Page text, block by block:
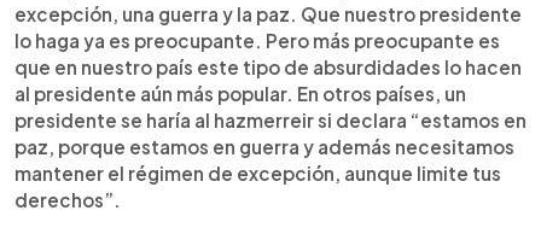
excepción, una guerra y la paz. Que nuestro presidente
lo haga ya es preocupante. Pero más preocupante es
que en nuestro país este tipo de absurdidades lo hacen
al presidente aún más popular. En otros países, un
presidente se haría al hazmerreir si declara “estamos en
paz, porque estamos en guerra y además necesitamos
mantener el régimen de excepción, aunque limite tus
derechos”.